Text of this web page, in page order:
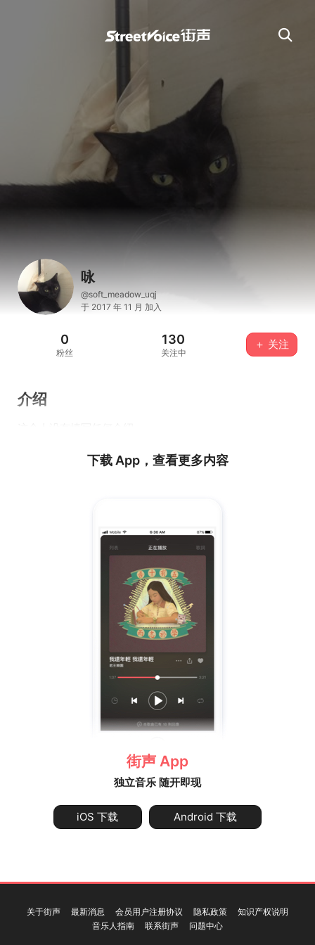
咏
@soft_meadow_uqj
于 2017 年 11 月 加入
0
粉丝
130
关注中
＋ 关注
介绍
下载 App，查看更多内容
街声 App
独立音乐 随开即现
iOS 下载 Android 下载
关于街声 最新消息 会员用户注册协议 隐私政策
知识产权说明
音乐人指南
联系街声 问题中心